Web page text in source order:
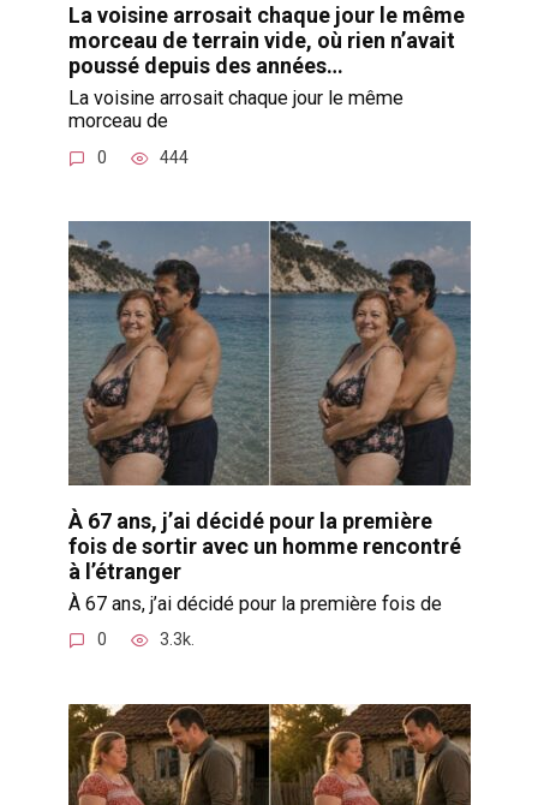
La voisine arrosait chaque jour le même
morceau de terrain vide, où rien n’avait
poussé depuis des années…
La voisine arrosait chaque jour le même
morceau de
0 444
À 67 ans, j’ai décidé pour la première
fois de sortir avec un homme rencontré
à l’étranger
À 67 ans, j’ai décidé pour la première fois de
0 3.3k.